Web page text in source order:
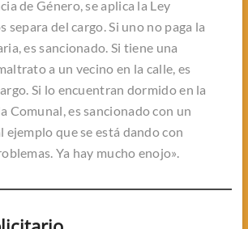
de Género, se aplica la Ley
separa del cargo. Si uno no paga la
es sancionado. Si tiene una
a un vecino en la calle, es
Si lo encuentran dormido en la
Comunal, es sancionado con un
ejemplo que se está dando con
Ya hay mucho enojo».